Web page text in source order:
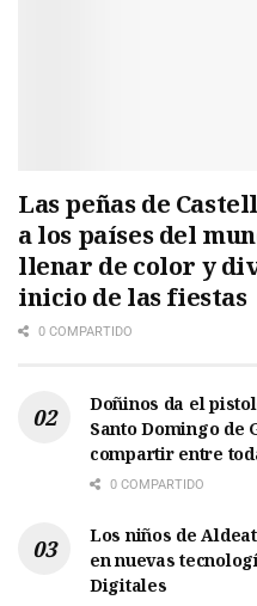
Las peñas de
a los países del
llenar de color y
inicio de las fiestas
0 COMPARTIDO
Doñinos da el
Santo Domingo de
compartir entre
0 COMPARTIDO
Los niños de
en nuevas
Digitales